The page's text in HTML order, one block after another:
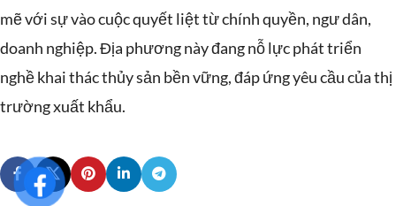
mẽ với sự vào cuộc quyết liệt từ chính quyền, ngư dân,
doanh nghiệp. Địa phương này đang nỗ lực phát triển
nghề khai thác thủy sản bền vững, đáp ứng yêu cầu của thị
trường xuất khẩu.